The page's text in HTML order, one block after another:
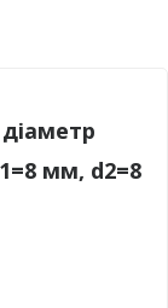
1=8 мм, d2=8